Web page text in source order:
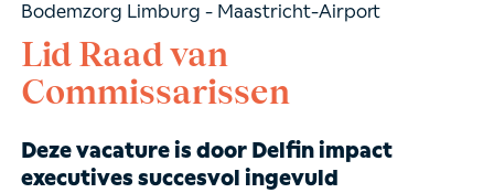
Bodemzorg Limburg - Maastricht-Airport
Lid Raad van
Commissarissen
Deze vacature is door Delfin impact
executives succesvol ingevuld